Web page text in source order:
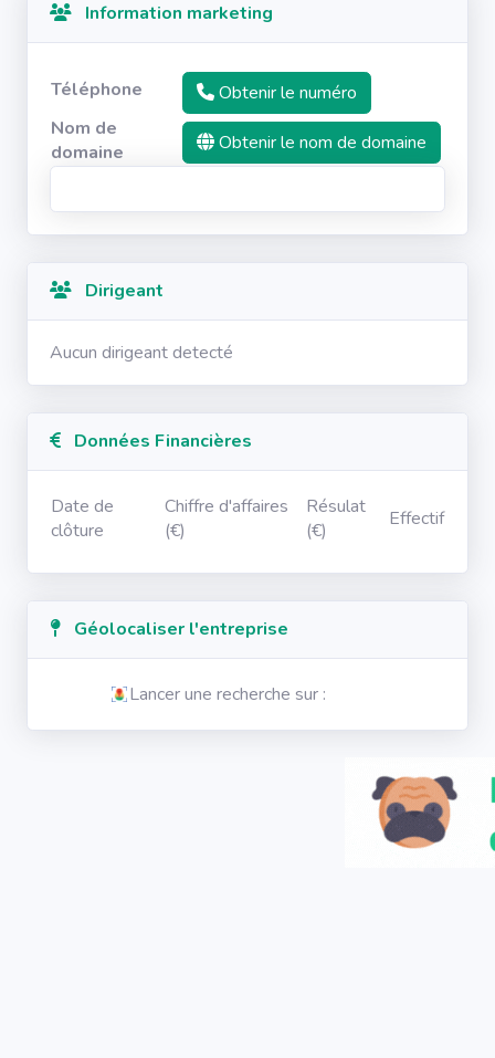
Information marketing
Téléphone
Obtenir le numéro
Nom de
domaine
Obtenir le nom de domaine
Dirigeant
Aucun dirigeant detecté
Données Financières
Date de
clôture
Chiffre d'affaires
(€)
Résulat
(€)
Effectif
Géolocaliser l'entreprise
Lancer une recherche sur :